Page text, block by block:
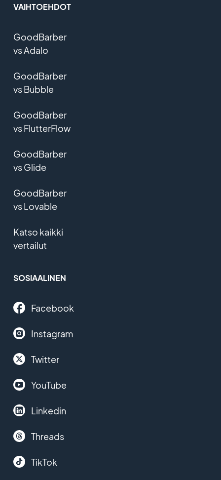
VAIHTOEHDOT
GoodBarber
vs Adalo
GoodBarber
vs Bubble
GoodBarber
vs FlutterFlow
GoodBarber
vs Glide
GoodBarber
vs Lovable
Katso kaikki
vertailut
SOSIAALINEN
Facebook
Instagram
Twitter
YouTube
Linkedin
Threads
TikTok